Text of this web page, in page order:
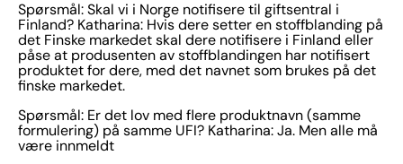
Spørsmål: Skal vi i Norge notifisere til giftsentral i
Finland? Katharina: Hvis dere setter en stoffblanding på
det Finske markedet skal dere notifisere i Finland eller
påse at produsenten av stoffblandingen har notifisert
produktet for dere, med det navnet som brukes på det
finske markedet.
Spørsmål: Er det lov med flere produktnavn (samme
formulering) på samme UFI? Katharina: Ja. Men alle må
være innmeldt